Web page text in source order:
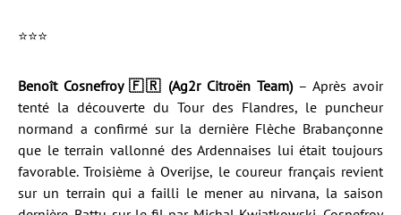
⭐️⭐️⭐️
Benoît Cosnefroy 🇫🇷 (Ag2r Citroën Team)– Après avoir
tenté la découverte du Tour des Flandres, le puncheur
normand a confirmé sur la dernière Flèche Brabançonne
que le terrain vallonné des Ardennaises lui était toujours
favorable. Troisième à Overijse, le coureur français revient
sur un terrain qui a failli le mener au nirvana, la saison